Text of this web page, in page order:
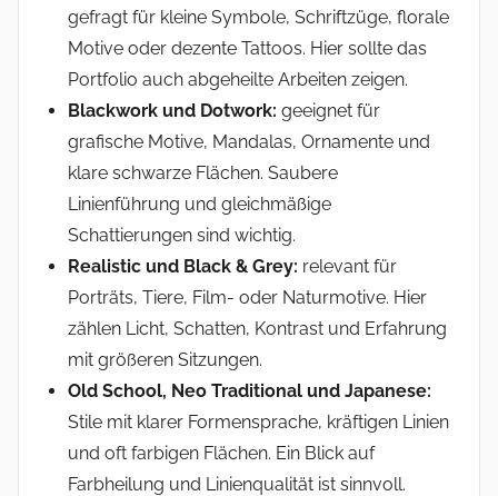
gefragt für kleine Symbole, Schriftzüge, florale
Motive oder dezente Tattoos. Hier sollte das
Portfolio auch abgeheilte Arbeiten zeigen.
Blackwork und Dotwork: geeignet für
grafische Motive, Mandalas, Ornamente und
klare schwarze Flächen. Saubere
Linienführung und gleichmäßige
Schattierungen sind wichtig.
Realistic und Black & Grey: relevant für
Porträts, Tiere, Film- oder Naturmotive. Hier
zählen Licht, Schatten, Kontrast und Erfahrung
mit größeren Sitzungen.
Old School, Neo Traditional und Japanese:
Stile mit klarer Formensprache, kräftigen Linien
und oft farbigen Flächen. Ein Blick auf
Farbheilung und Linienqualität ist sinnvoll.